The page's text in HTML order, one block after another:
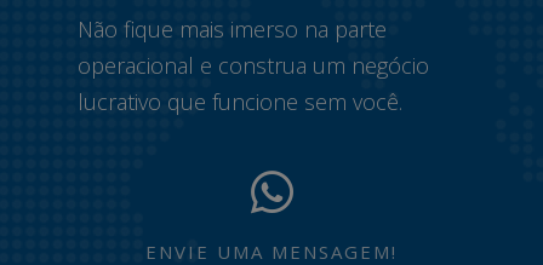
Não fique mais imerso na parte
operacional e construa um negócio
lucrativo que funcione sem você.
ENVIE UMA MENSAGEM!